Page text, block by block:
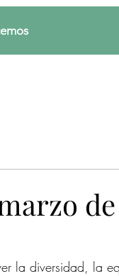
de
la diversidad, la